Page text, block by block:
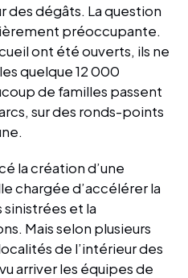
des dégâts. La question
préoccupante.
ont été ouverts, ils ne
quelque 12 000
de familles passent
sur des ronds-points
la création d’une
chargée d’accélérer la
et la
Mais selon plusieurs
de l’intérieur des
arriver les équipes de